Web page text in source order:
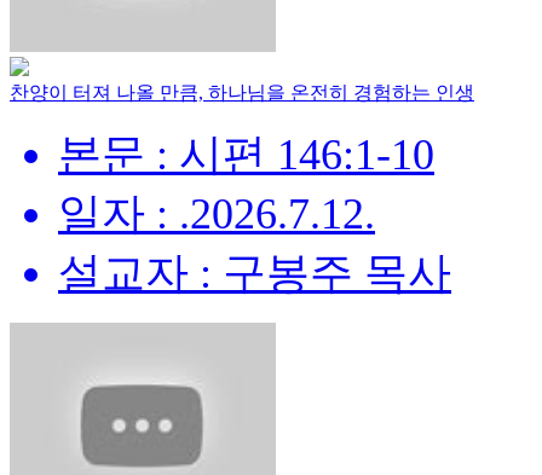
찬양이 터져 나올 만큼, 하나님을 온전히 경험하는 인생
본문 : 시편 146:1-10
일자 : .2026.7.12.
설교자 : 구봉주 목사